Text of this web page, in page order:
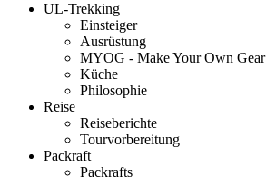
UL-Trekking
Einsteiger
Ausrüstung
MYOG - Make Your Own Gear
Küche
Philosophie
Reise
Reiseberichte
Tourvorbereitung
Packraft
Packrafts